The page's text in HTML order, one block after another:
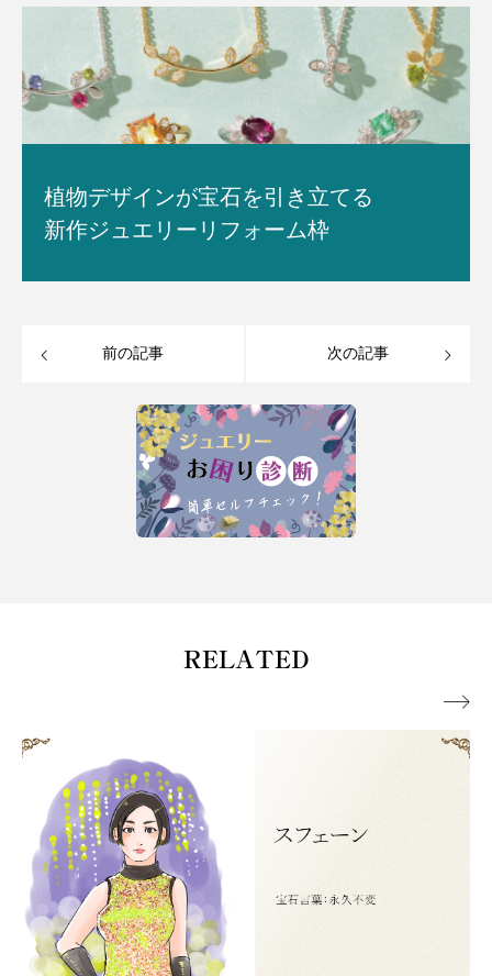
植物デザインが宝石を引き立てる
新作ジュエリーリフォーム枠
前の記事 次の記事
RELATED
